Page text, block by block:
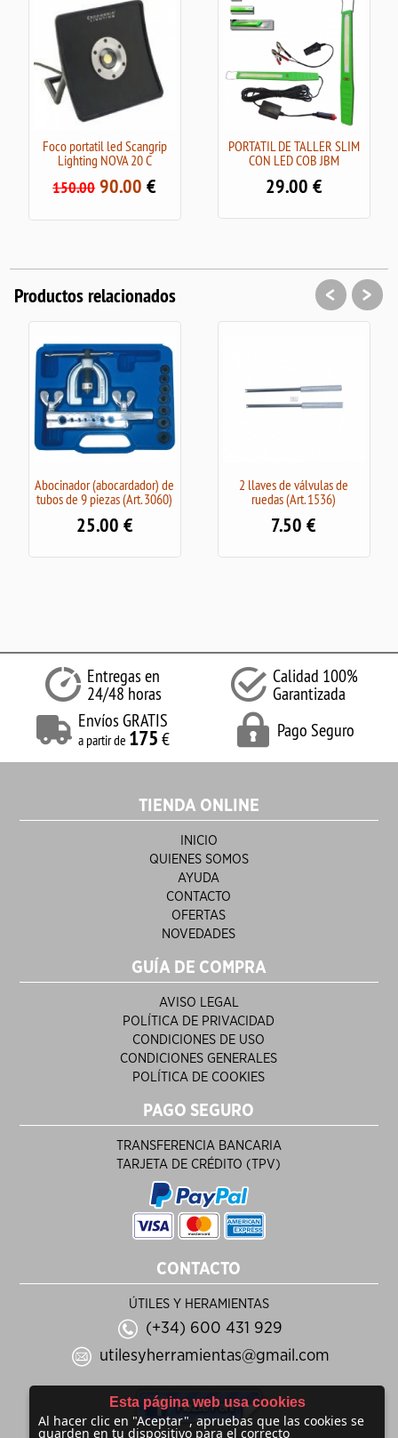
Foco portatil led Scangrip
Lighting NOVA 20 C
150.00 90.00 €
PORTATIL DE TALLER SLIM
CON LED COB JBM
29.00 €
Productos relacionados
Abocinador (abocardador) de
tubos de 9 piezas (Art. 3060)
25.00 €
2 llaves de válvulas de
ruedas (Art. 1536)
7.50 €
< >
Entregas en
24/48 horas
Calidad 100%
Garantizada
Envíos GRATIS
a partir de 175 € Pago Seguro
TIENDA ONLINE
INICIO
QUIENES SOMOS
AYUDA
CONTACTO
OFERTAS
NOVEDADES
GUÍA DE COMPRA
AVISO LEGAL
POLÍTICA DE PRIVACIDAD
CONDICIONES DE USO
CONDICIONES GENERALES
POLÍTICA DE COOKIES
PAGO SEGURO
TRANSFERENCIA BANCARIA
TARJETA DE CRÉDITO (TPV)
CONTACTO
ÚTILES Y HERAMIENTAS
(+34) 600 431 929
utilesyherramientas@gmail.com
Esta página web usa cookies
Al hacer clic en "Aceptar", apruebas que las cookies se
guarden en tu dispositivo para el correcto